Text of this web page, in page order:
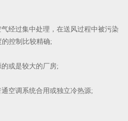
过集中处理，在送风过程中被污染
控制比较精确;
或是较大的厂房;
空调系统合用或独立冷热源;